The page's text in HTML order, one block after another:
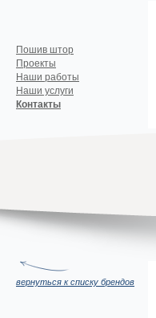
Пошив штор
Проекты
Наши работы
Наши услуги
Контакты
вернуться к списку брендов